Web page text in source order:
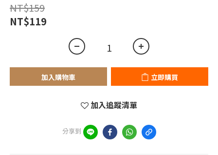
NT$159
NT$119
加入購物車 立即購買
加入追蹤清單
分享到